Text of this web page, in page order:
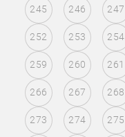
245 246 247
252 253 254
259 260 261
266 267 268
273 274 275